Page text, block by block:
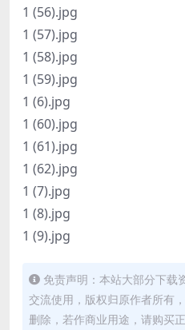
1 (56).jpg
1 (57).jpg
1 (58).jpg
1 (59).jpg
1 (6).jpg
1 (60).jpg
1 (61).jpg
1 (62).jpg
1 (7).jpg
1 (8).jpg
1 (9).jpg
免责声明：本站大部分下载
交流使用，版权归原作者所有
删除，若作商业用途，请购买